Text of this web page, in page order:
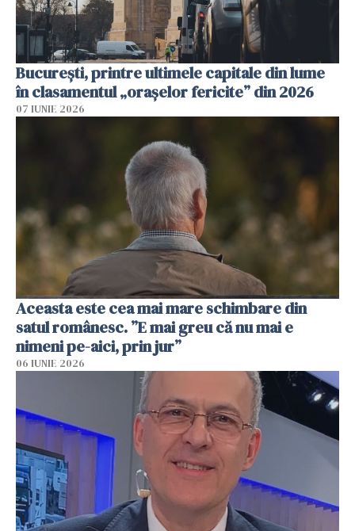
București, printre ultimele capitale din lume
în clasamentul „orașelor fericite” din 2026
07 IUNIE 2026
Aceasta este cea mai mare schimbare din
satul românesc. ”E mai greu că nu mai e
nimeni pe-aici, prin jur”
06 IUNIE 2026